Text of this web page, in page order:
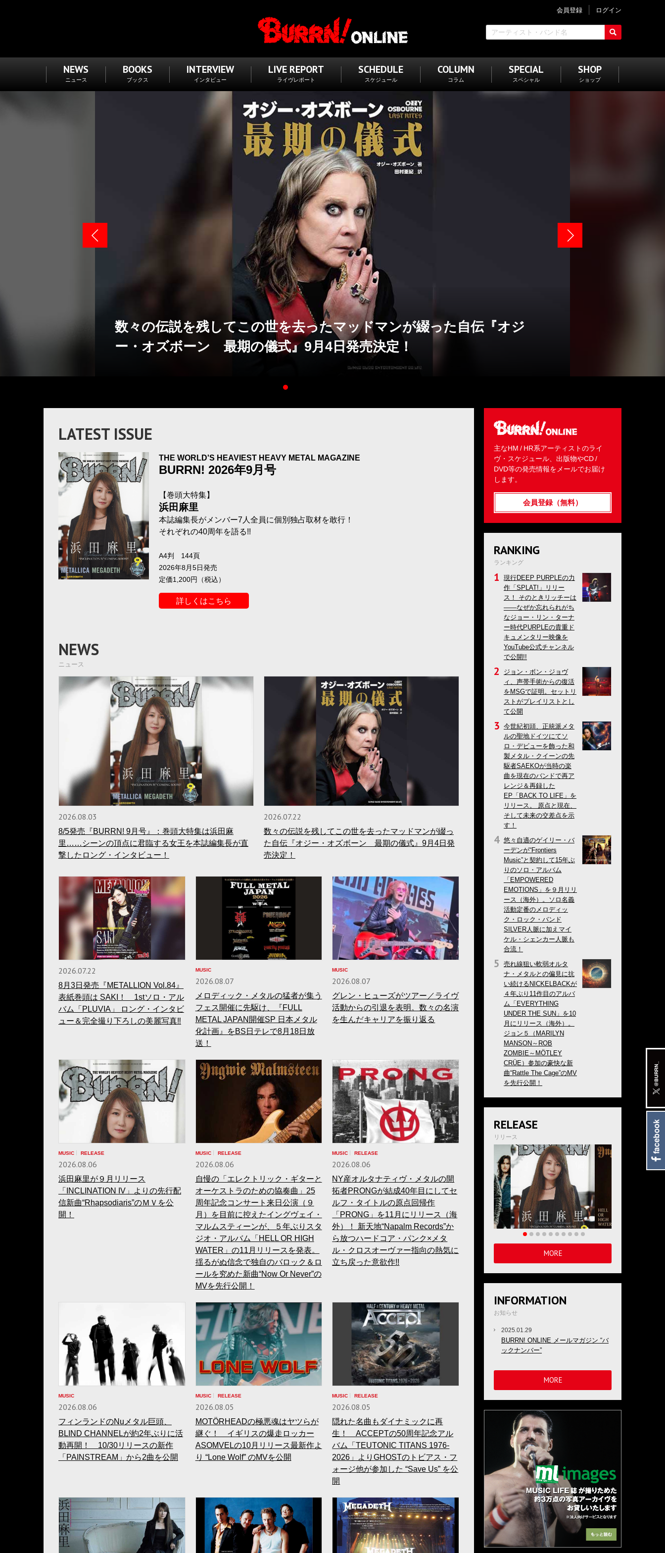
会員登録 ログイン
NEWS
ニュース
BOOKS
ブックス
INTERVIEW
インタビュー
LIVE REPORT
ライヴレポート
SCHEDULE
スケジュール
COLUMN
コラム
SPECIAL
スペシャル
SHOP
ショップ
数々の伝説を残してこの世を去ったマッドマンが綴った自伝『オジ
ー・オズボーン 最期の儀式』9月4日発売決定！
LATEST ISSUE
THE WORLD'S HEAVIEST HEAVY METAL MAGAZINE
BURRN! 2026年9月号
【巻頭大特集】
浜田麻里
本誌編集長がメンバー7人全員に個別独占取材を敢行！
それぞれの40周年を語る!!
A4判 144頁
2026年8月5日発売
定価1,200円（税込）
詳しくはこちら
NEWS
ニュース
2026.08.03
8/5発売『BURRN! 9月号』：巻頭大特集は浜田麻
里……シーンの頂点に君臨する女王を本誌編集長が直
撃したロング・インタビュー！
2026.07.22
数々の伝説を残してこの世を去ったマッドマンが綴っ
た自伝『オジー・オズボーン 最期の儀式』9月4日発
売決定！
2026.07.22
8月3日発売『METALLION Vol.84』
表紙巻頭は SAKI！ 1stソロ・アル
バム「PLUVIA」 ロング・インタビ
ュー＆完全撮り下ろしの美麗写真‼
MUSIC
2026.08.07
メロディック・メタルの猛者が集う
フェス開催に先駆け、『FULL
METAL JAPAN開催SP 日本メタル
化計画』をBS日テレで8月18日放
送！
MUSIC
2026.08.07
グレン・ヒューズがツアー／ライヴ
活動からの引退を表明。数々の名演
を生んだキャリアを振り返る
MUSIC RELEASE
2026.08.06
浜田麻里が９月リリース
「INCLINATION IV」よりの先行配
信新曲“Rhapsodiaris”のＭＶを公
開！
MUSIC RELEASE
2026.08.06
自慢の「エレクトリック・ギターと
オーケストラのための協奏曲」25
周年記念コンサート来日公演（９
月）を目前に控えたイングヴェイ・
マルムスティーンが、５年ぶりスタ
ジオ・アルバム「HELL OR HIGH
WATER」の11月リリースを発表。
揺るがぬ信念で独自のバロック＆ロ
ールを究めた新曲“Now Or Never”の
MVを先行公開！
MUSIC RELEASE
2026.08.06
NY産オルタナティヴ・メタルの開
拓者PRONGが結成40年目にしてセ
ルフ・タイトルの原点回帰作
「PRONG」を11月にリリース（海
外）！ 新天地“Napalm Records”か
ら放つハードコア・パンク×メタ
ル・クロスオーヴァー指向の熱気に
立ち戻った意欲作!!
MUSIC
2026.08.06
フィンランドのNuメタル巨頭、
BLIND CHANNELが約2年ぶりに活
動再開！ 10/30リリースの新作
「PAINSTREAM」から2曲を公開
MUSIC RELEASE
2026.08.05
MOTÖRHEADの極悪魂はヤツらが
継ぐ！ イギリスの爆走ロッカー
ASOMVELの10月リリース最新作よ
り “Lone Wolf” のMVを公開
MUSIC RELEASE
2026.08.05
隠れた名曲もダイナミックに再
生！ ACCEPTの50周年記念アル
バム「TEUTONIC TITANS 1976-
2026」よりGHOSTのトビアス・フ
ォージ他が参加した “Save Us” を公
開
主なHM / HR系アーティストのライ
ヴ・スケジュール、出版物やCD /
DVD等の発売情報をメールでお届け
します。
会員登録（無料）
RANKING
ランキング
現行DEEP PURPLEの力
作「SPLAT!」リリー
ス！ そのときリッチーは
――なぜか忘れられがち
なジョー・リン・ターナ
ー時代PURPLEの貴重ド
キュメンタリー映像を
YouTube公式チャンネル
で公開!!
ジョン・ボン・ジョヴ
ィ、声帯手術からの復活
をMSGで証明。セットリ
ストがプレイリストとし
て公開
今世紀初頭、正統派メタ
ルの聖地ドイツにてソ
ロ・デビューを飾った和
製メタル・クイーンの先
駆者SAEKOが当時の楽
曲を現在のバンドで再ア
レンジ＆再録した
EP「BACK TO LIFE」を
リリース。 原点と現在、
そして未来の交差点を示
す！
悠々自適のゲイリー・バ
ーデンが“Frontiers
Music”と契約して15年ぶ
りのソロ・アルバム
「EMPOWERED
EMOTIONS」を９月リリ
ース（海外）。ソロ名義
活動定番のメロディッ
ク・ロック・バンド
SILVER人脈に加えマイ
ケル・シェンカー人脈も
合流！
売れ線狙い軟弱オルタ
ナ・メタルとの偏見に抗
い続けるNICKELBACKが
４年ぶり11作目のアルバ
ム「EVERYTHING
UNDER THE SUN」を10
月にリリース（海外）。
ジョン５（MARILYN
MANSON～ROB
ZOMBIE～MÖTLEY
CRÜE）参加の豪快な新
曲“Rattle The Cage”のMV
を先行公開！
RELEASE
リリース
MORE
INFORMATION
お知らせ
2025.01.29
BURRN! ONLINE メールマガジン “バ
ックナンバー”
MORE